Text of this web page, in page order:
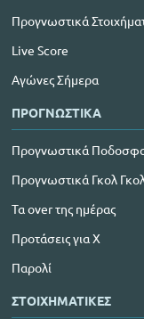
Προγνωστικά
Live Score
Αγώνες Σήμερα
ΠΡΟΓΝΩΣΤΙΚΑ
Προγνωστικά
Προγνωστικά Γκολ
Τα over της ημέρας
Προτάσεις για Χ
Παρολί
ΣΤΟΙΧΗΜΑΤΙΚΕΣ